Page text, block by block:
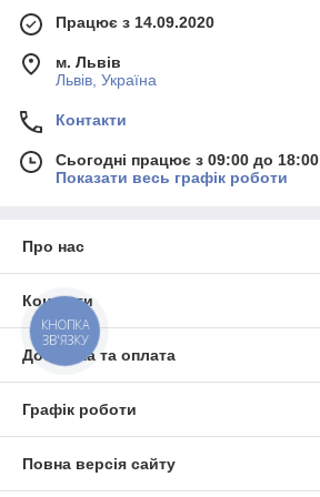
Працює з 14.09.2020
м. Львів
Львів, Україна
Контакти
Сьогодні працює з 09:00 до 18:00
Показати весь графік роботи
Про нас
Контакти
Доставка та оплата
Графік роботи
Повна версія сайту
КНОПКА
ЗВ'ЯЗКУ